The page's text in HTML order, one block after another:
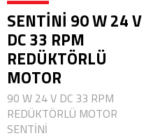
SENTİNİ 90 W 24 V
DC 33 RPM
REDÜKTÖRLÜ
MOTOR
90 W 24 V DC 33 RPM
REDÜKTÖRLÜ MOTOR
SENTİNİ